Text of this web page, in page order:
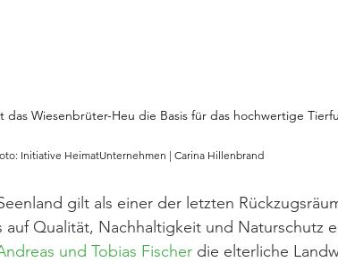
das Wiesenbrüter-Heu die Basis für das hochwertige
Initiative HeimatUnternehmen | Carina Hillenbrand
gilt als einer der letzten
Qualität, Nachhaltigkeit und Naturschutz
und Tobias Fischer die elterliche